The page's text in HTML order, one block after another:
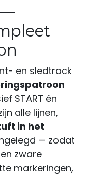
—
en sledtrack
START én
alle lijnen,
in het
— zodat
zware
markeringen,